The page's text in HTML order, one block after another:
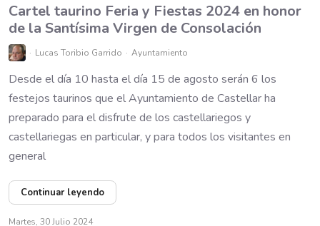
Cartel taurino Feria y Fiestas 2024 en honor
de la Santísima Virgen de Consolación
Lucas Toribio Garrido Ayuntamiento
Desde el día 10 hasta el día 15 de agosto serán 6 los
festejos taurinos que el Ayuntamiento de Castellar ha
preparado para el disfrute de los castellariegos y
castellariegas en particular, y para todos los visitantes en
general
Continuar leyendo
Martes, 30 Julio 2024